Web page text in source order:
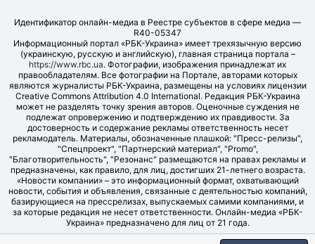
Идентификатор онлайн-медиа в Реестре субъектов в сфере медиа —
R40-05347
Информационный портал «РБК-Украина» имеет трехязычную версию
(украинскую, русскую и английскую), главная страница портала –
https://www.rbc.ua. Фотографии, изображения принадлежат их
правообладателям. Все фотографии на Портале, авторами которых
являются журналисты РБК-Украина, размещены на условиях лицензии
Creative Commons Attribution 4.0 International. Редакция РБК-Украина
может не разделять точку зрения авторов. Оценочные суждения не
подлежат опровержению и подтверждению их правдивости. За
достоверность и содержание рекламы ответственность несет
рекламодатель. Материалы, обозначенные плашкой: "Пресс-релизы",
"Спецпроект", "Партнерский материал", "Promo",
"Благотворительность", "Резонанс" размещаются на правах рекламы и
предназначены, как правило, для лиц, достигших 21-летнего возраста.
«Новости компании» – это информационный формат, охватывающий
новости, события и объявления, связанные с деятельностью компаний,
базирующиеся на прессрелизах, выпускаемых самими компаниями, и
за которые редакция не несет ответственности. Онлайн-медиа «РБК-
Украина» предназначено для лиц от 21 года.